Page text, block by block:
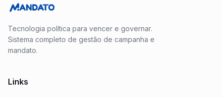
Tecnologia política para vencer e governar.
Sistema completo de gestão de campanha e
mandato.
Links